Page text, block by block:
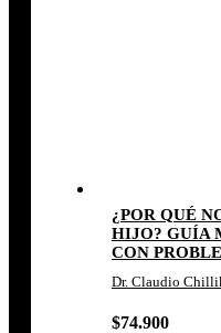
¿POR QUÉ
HIJO? GUÍA
CON
Dr. Claudio
$74.900